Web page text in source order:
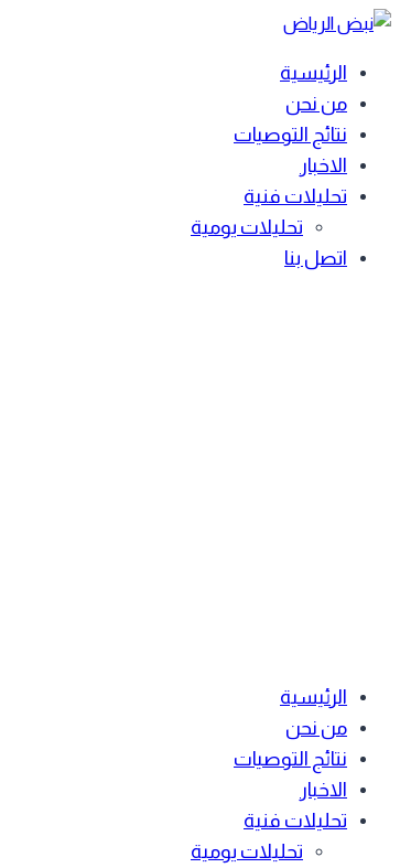
Skip
contentالرئيسية
من نحن
نتائج التوصيات
الاخبار
تحليلات فنية
تحليلات يومية
اتصل بنا
الرئيسية
من نحن
نتائج التوصيات
الاخبار
تحليلات فنية
تحليلات يومية